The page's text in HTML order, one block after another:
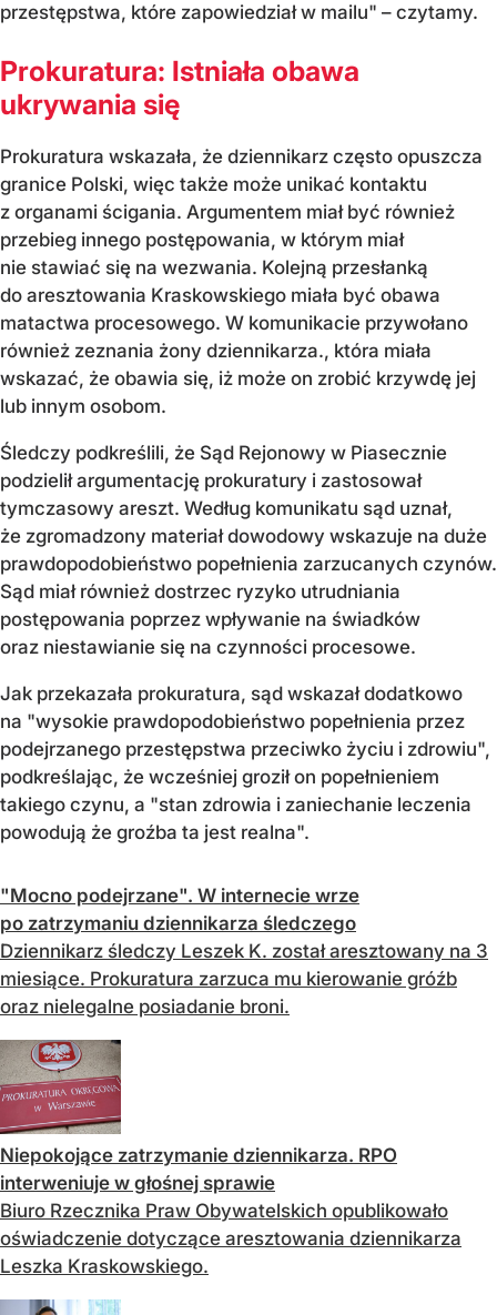
przestępstwa, które zapowiedział w mailu" – czytamy.
Prokuratura: Istniała obawa
ukrywania się
Prokuratura wskazała, że dziennikarz często opuszcza
granice Polski, więc także może unikać kontaktu
z organami ścigania. Argumentem miał być również
przebieg innego postępowania, w którym miał
nie stawiać się na wezwania. Kolejną przesłanką
do aresztowania Kraskowskiego miała być obawa
matactwa procesowego. W komunikacie przywołano
również zeznania żony dziennikarza., która miała
wskazać, że obawia się, iż może on zrobić krzywdę jej
lub innym osobom.
Śledczy podkreślili, że Sąd Rejonowy w Piasecznie
podzielił argumentację prokuratury i zastosował
tymczasowy areszt. Według komunikatu sąd uznał,
że zgromadzony materiał dowodowy wskazuje na duże
prawdopodobieństwo popełnienia zarzucanych czynów.
Sąd miał również dostrzec ryzyko utrudniania
postępowania poprzez wpływanie na świadków
oraz niestawianie się na czynności procesowe.
Jak przekazała prokuratura, sąd wskazał dodatkowo
na "wysokie prawdopodobieństwo popełnienia przez
podejrzanego przestępstwa przeciwko życiu i zdrowiu",
podkreślając, że wcześniej groził on popełnieniem
takiego czynu, a "stan zdrowia i zaniechanie leczenia
powodują że groźba ta jest realna".
"Mocno podejrzane". W internecie wrze
po zatrzymaniu dziennikarza śledczego
Dziennikarz śledczy Leszek K. został aresztowany na 3
miesiące. Prokuratura zarzuca mu kierowanie gróźb
oraz nielegalne posiadanie broni.
Niepokojące zatrzymanie dziennikarza. RPO
interweniuje w głośnej sprawie
Biuro Rzecznika Praw Obywatelskich opublikowało
oświadczenie dotyczące aresztowania dziennikarza
Leszka Kraskowskiego.